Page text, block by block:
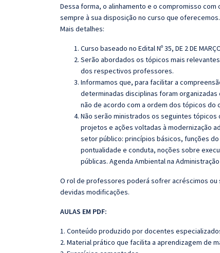
Dessa forma, o alinhamento e o compromisso
sempre à sua disposição no curso que oferecemos.
Mais detalhes:
Curso baseado no Edital Nº 35, DE 2 DE
Serão abordados os tópicos mais
dos respectivos professores.
Informamos que, para facilitar a
determinadas disciplinas foram
não de acordo com a ordem dos tópicos
Não serão ministrados os seguintes tópicos
projetos e ações voltadas à modernização
setor público: princípios básicos, funções
pontualidade e conduta, noções sobre
públicas. Agenda Ambiental na Administração
O rol de professores poderá sofrer acréscimos ou
devidas modificações.
AULAS EM PDF:
1. Conteúdo produzido por docentes
2. Material prático que facilita a aprendizagem de